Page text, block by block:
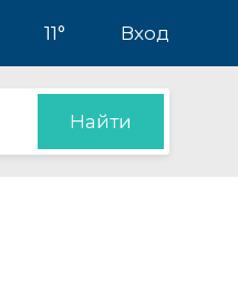
11° Вход
Найти